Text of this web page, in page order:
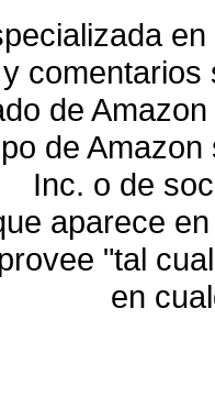
y
de
de
Inc. o de
aparece
"tal
en